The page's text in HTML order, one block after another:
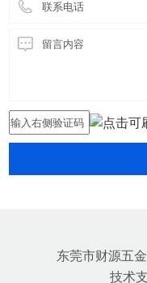
东莞市财源五
技术